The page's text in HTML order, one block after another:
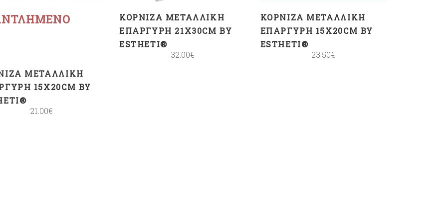
ΜΕΤΑΛΛΙΚΉ
15X20CM BY
21.00€
ΚΟΡΝΊΖΑ ΜΕΤΑΛΛΙΚΉ
ΕΠΆΡΓΥΡΗ 21X30CM BY
ESTHETI®
32.00€
ΚΟΡΝΊΖΑ ΜΕΤΑΛΛΙΚΉ
ΕΠΆΡΓΥΡΗ 15X20CM BY
ESTHETI®
23.50€